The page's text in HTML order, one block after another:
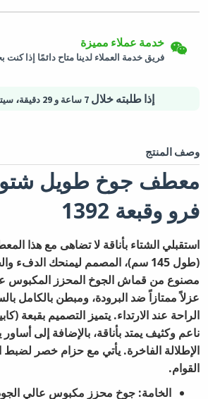
إذا طلبته خلال7 ساعة و 29 دقيقة ،
وصف المنتج
معطف جوخ طويل
فرو وقبعة 1392
استقبلي الشتاء بأناقة لا تضاهى مع هذا
(طول 145 سم)، المصمم ليمنحك الدفء
مصنوع من قماش الجوخ المحزز المكبوس
عزلاً ممتازاً ضد البرودة، ومبطن بالكامل
الراحة عند الارتداء. يتميز التصميم بقبعة
ناعم وكثيف يمتد بأناقة، بالإضافة إلى أساور
الإطلالة الفاخرة. يأتي مع حزام خصر لضبط
القوام.
الخامة: جوخ محزز مكبوس عالي
شحن لكافة الدول
فريق خدمة العملاء لدينا متاح دائمًا إذا كنت
التسوق الأمن